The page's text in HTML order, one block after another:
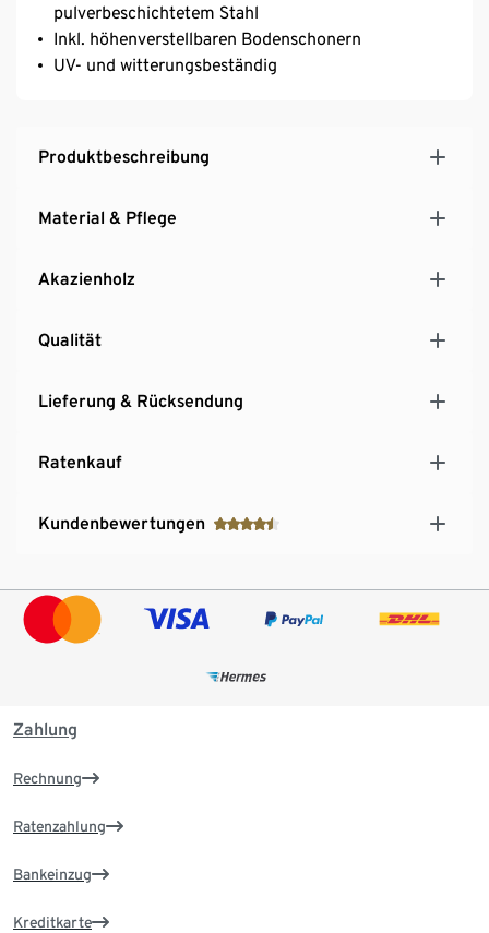
pulverbeschichtetem Stahl
Inkl. höhenverstellbaren Bodenschonern
UV- und witterungsbeständig
Produktbeschreibung
Material & Pflege
Akazienholz
Qualität
Lieferung & Rücksendung
Ratenkauf
Kundenbewertungen
Zahlung
Rechnung
Ratenzahlung
Bankeinzug
Kreditkarte